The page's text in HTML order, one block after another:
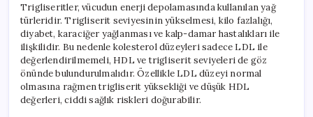
Trigliseritler, vücudun enerji depolamasında kullanılan yağ
türleridir. Trigliserit seviyesinin yükselmesi, kilo fazlalığı,
diyabet, karaciğer yağlanması ve kalp-damar hastalıkları ile
ilişkilidir. Bu nedenle kolesterol düzeyleri sadece LDL ile
değerlendirilmemeli, HDL ve trigliserit seviyeleri de göz
önünde bulundurulmalıdır. Özellikle LDL düzeyi normal
olmasına rağmen trigliserit yüksekliği ve düşük HDL
değerleri, ciddi sağlık riskleri doğurabilir.